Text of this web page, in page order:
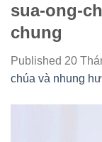
sua-ong-
chung
Published 20
chúa và nhung